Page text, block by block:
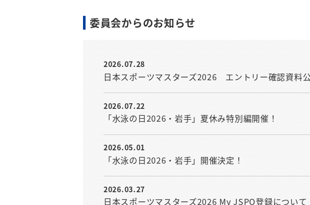
委員会からのお知らせ
2026.07.28
日本スポーツマスターズ2026 エントリー確認資料
2026.07.22
「水泳の日2026・岩手」夏休み特別編開催！
2026.05.01
「水泳の日2026・岩手」開催決定！
2026.03.27
日本スポーツマスターズ2026 My JSPO登録について